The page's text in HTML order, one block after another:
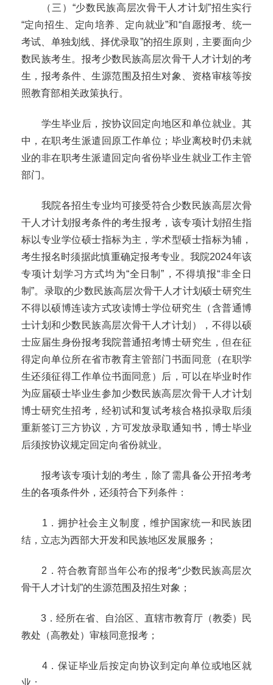
（三） “少数民族高层次骨干人才计划”招生实行
“定向招生、定向培养、定向就业”和“自愿报考、统一
考试、单独划线、择优录取”的招生原则，主要面向少
数民族考生。报考少数民族高层次骨干人才计划的考
生，报考条件、生源范围及招生对象、资格审核等按
照教育部相关政策执行。
学生毕业后，按协议回定向地区和单位就业。其
中，在职考生派遣回原工作单位；毕业离校时仍未就
业的非在职考生派遣回定向省份毕业生就业工作主管
部门。
我院各招生专业均可接受符合少数民族高层次骨
干人才计划报考条件的考生报考，该专项计划招生指
标以专业学位硕士指标为主，学术型硕士指标为辅，
考生报名时须据此慎重确定报考专业。我院2024年该
专项计划学习方式均为“全日制”，不得填报“非全日
制”。录取的少数民族高层次骨干人才计划硕士研究生
不得以硕博连读方式攻读博士学位研究生（含普通博
士计划和少数民族高层次骨干人才计划），不得以硕
士应届生身份报考我院普通招考博士研究生，但在征
得定向单位所在省市教育主管部门书面同意（在职学
生还须征得工作单位书面同意）后，可以在毕业时作
为应届硕士毕业生参加少数民族高层次骨干人才计划
博士研究生招考，经初试和复试考核合格拟录取后须
重新签订三方协议，方可发放录取通知书，博士毕业
后须按协议规定回定向省份就业。
报考该专项计划的考生，除了需具备公开招考考
生的各项条件外，还须符合下列条件：
1 ．拥护社会主义制度，维护国家统一和民族团
结，立志为西部大开发和民族地区发展服务；
2 ．符合教育部当年公布的报考“少数民族高层次
骨干人才计划”的生源范围及招生对象；
3 ．经所在省、自治区、直辖市教育厅（教委）民
教处（高教处）审核同意报考；
4．保证毕业后按定向协议到定向单位或地区就
业；